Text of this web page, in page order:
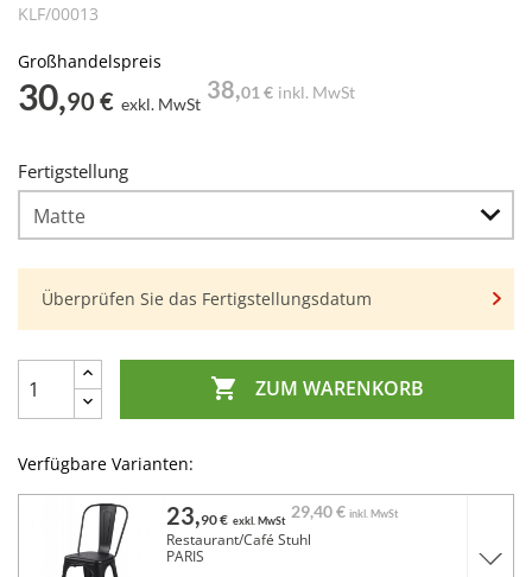
KLF/00013
Großhandelspreis
30,90 € exkl. MwSt
38,01 € inkl. MwSt
Fertigstellung
Überprüfen Sie das Fertigstellungsdatum
 ZUM WARENKORB
Verfügbare Varianten:
23,90 € exkl. MwSt 29,40 € inkl. MwSt
Restaurant/Café Stuhl
PARIS